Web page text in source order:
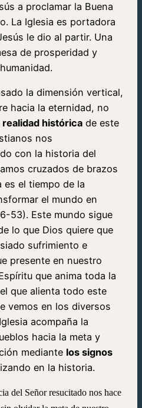
a proclamar la Buena
La Iglesia es portadora
le dio al partir. Una
de prosperidad y
la dimensión vertical,
hacia la eternidad, no
realidad histórica de este
nos
con la historia del
cruzados de brazos
es el tiempo de la
el mundo en
53). Este mundo sigue
lo que Dios quiere que
sufrimiento e
presente en nuestro
que anima toda la
que alienta todo este
vemos en los diversos
acompaña la
hacia la meta y
mediante los signos
en la historia.
del Señor resucitado nos hace